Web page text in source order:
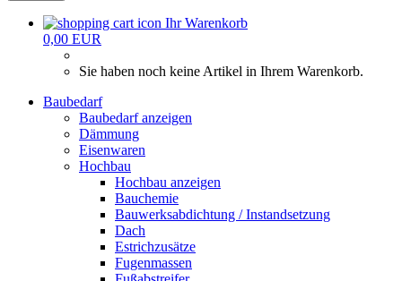
Ihr Warenkorb
0,00 EUR
Sie haben noch keine Artikel in Ihrem Warenkorb.
Baubedarf
Baubedarf anzeigen
Dämmung
Eisenwaren
Hochbau
Hochbau anzeigen
Bauchemie
Bauwerksabdichtung / Instandsetzung
Dach
Estrichzusätze
Fugenmassen